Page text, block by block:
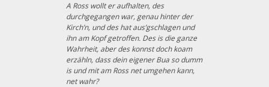
A Ross wollt er aufhalten, des
durchgegangen war, genau hinter der
Kirch’n, und des hat aus’gschlagen und
ihn am Kopf getroffen. Des is die ganze
Wahrheit, aber des konnst doch koam
erzähln, dass dein eigener Bua so dumm
is und mit am Ross net umgehen kann,
net wahr?